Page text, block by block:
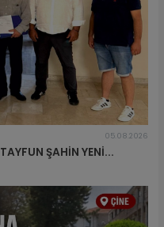
05.08.2026
ŞAHİN YENİ...